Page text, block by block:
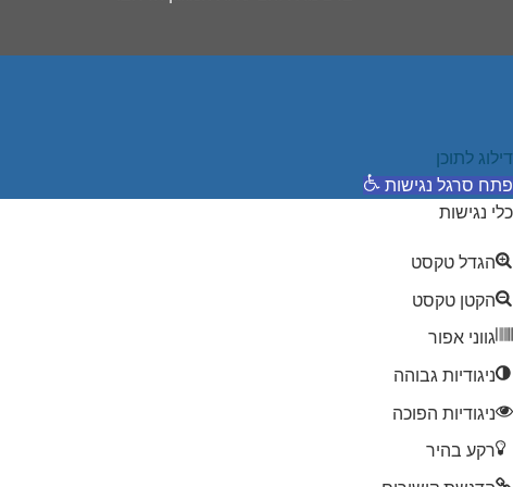
דילוג לתוכן
פתח סרגל נגישות
כלי נגישות
הגדל טקסט
הקטן טקסט
גווני אפור
ניגודיות גבוהה
ניגודיות הפוכה
רקע בהיר